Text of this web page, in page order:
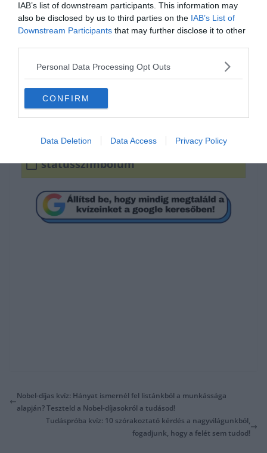
IAB’s list of downstream participants. This information may
also be disclosed by us to third parties on the IAB’s List of
Downstream Participants that may further disclose it to other
Personal Data Processing Opt Outs
CONFIRM
Data Deletion Data Access Privacy Policy
Tudod hogyan írjuk
helyesen? (Két jó válasz
van)
státuszszimbólum
státusszimbólum
Nobel-díjas kvíz: Hányat ismernél fel listánkból a munkássága
alapján? Teszteld a Nobel-díjasokról a tudásod!
Tudáspróba kvíz: 10 szórakoztató kérdés a nagyvilágunkból,
fogadjunk, hogy a felét sem tudod!